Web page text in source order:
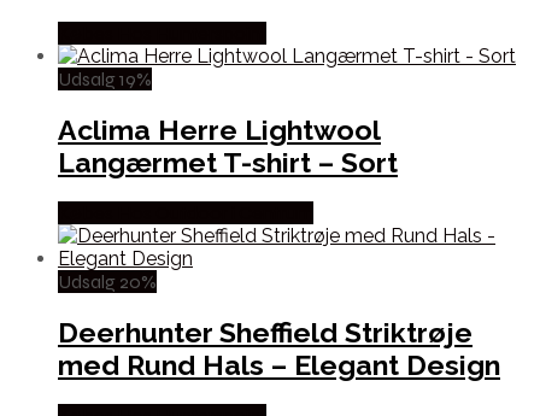
Udsalg 19%
Aclima Herre Lightwool
Langærmet T-shirt – Sort
Udsalg 20%
Deerhunter Sheffield Striktrøje
med Rund Hals – Elegant Design